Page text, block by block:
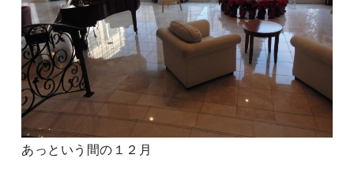
あっという間の１２月